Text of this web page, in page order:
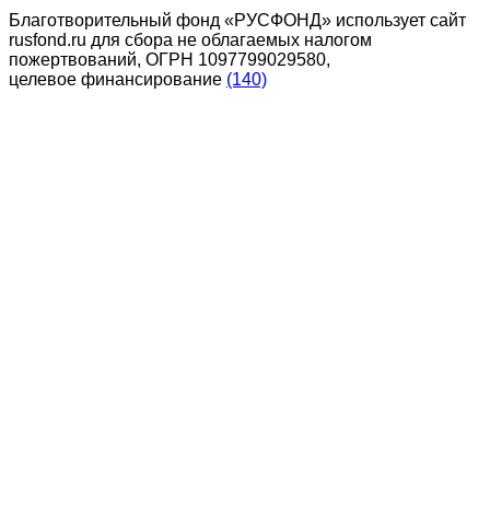
Благотворительный фонд «РУСФОНД» использует сайт
rusfond.ru для сбора не облагаемых налогом
пожертвований, ОГРН 1097799029580,
целевое финансирование (140)